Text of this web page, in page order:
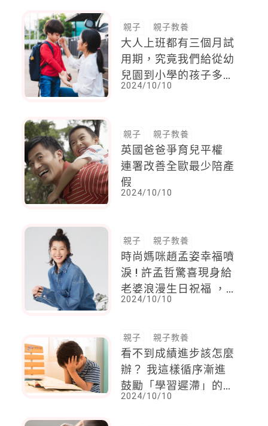
親子 親子教養
大人上班都有三個月試
用期，究竟我們給從幼
兒園到小學的孩子多長
適應期？值得深思的
2024/10/10
親子 親子教養
英國爸爸爭育兒平權
連署改善全歐最少陪產
假
2024/10/10
親子 親子教養
時尚媽咪趙孟姿幸福噴
淚 ! 許孟哲驚喜現身給
老婆浪漫生日祝福 ，
罕見一 家四口放閃
2024/10/10
親子 親子教養
看不到成績進步該怎麼
辦？ 我這樣循序漸進
鼓勵「學習遲滯」的孩
子
2024/10/10